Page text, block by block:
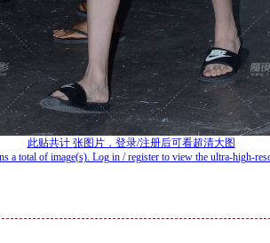
此贴共计 张图片，登录/注册后可看超清大图
a total of image(s). Log in / register to view the ultra-high-